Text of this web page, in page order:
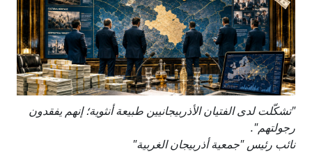
"تشكّلت لدى الفتيان الأذربيجانيين طبيعة أنثوية؛ إنهم يفقدون
رجولتهم".
نائب رئيس "جمعية أذربيجان الغربية"